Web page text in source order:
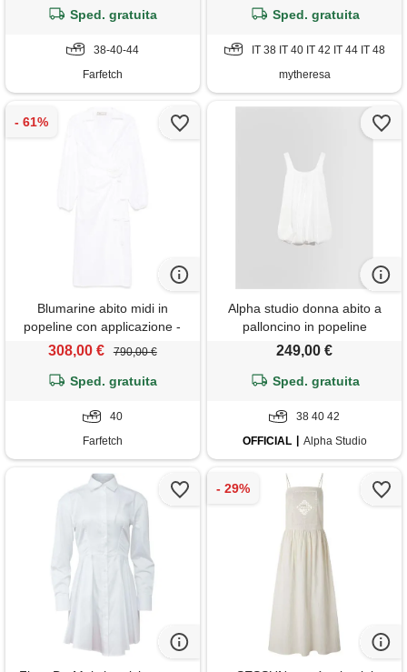
Sped. gratuita
38-40-44
Farfetch
Sped. gratuita
IT 38 IT 40 IT 42 IT 44 IT 48
mytheresa
Blumarine abito midi in
popeline con applicazione -
bianco
308,00 € 790,00 €
Sped. gratuita
40
Farfetch
Alpha studio donna abito a
palloncino in popeline
increspato bianco 38
249,00 €
Sped. gratuita
38 40 42
OFFICIAL
Alpha Studio